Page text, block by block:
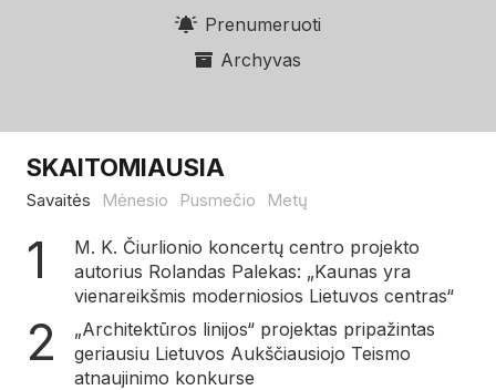
Prenumeruoti
Archyvas
SKAITOMIAUSIA
Savaitės Mėnesio Pusmečio Metų
M. K. Čiurlionio koncertų centro projekto
autorius Rolandas Palekas: „Kaunas yra
vienareikšmis moderniosios Lietuvos centras“
„Architektūros linijos“ projektas pripažintas
geriausiu Lietuvos Aukščiausiojo Teismo
atnaujinimo konkurse